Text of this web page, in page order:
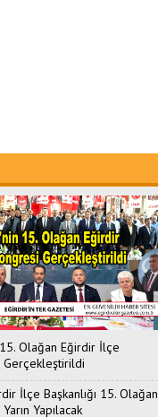
Olağan Eğirdir İlçe
Gerçekleştirildi
İlçe Başkanlığı 15. Olağan
Yapılacak